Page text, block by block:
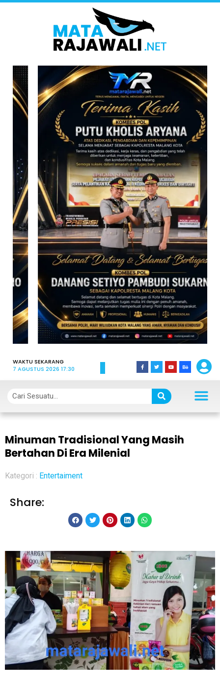
WAKTU SEKARANG
7 AGUSTUS 2026 17:30
Minuman Tradisional Yang Masih
Bertahan Di Era Milenial
Kategori : Entertaiment
Share: